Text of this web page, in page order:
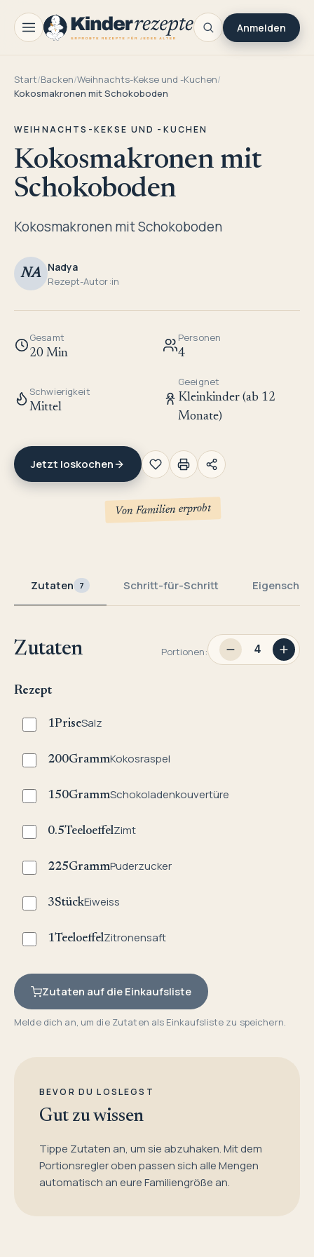
Anmelden
Start/Backen/Weihnachts-Kekse und -Kuchen/
Kokosmakronen mit Schokoboden
WEIHNACHTS-KEKSE UND -KUCHEN
Kokosmakronen mit
Schokoboden
Kokosmakronen mit Schokoboden
NA Nadya
Rezept-Autor:in
Gesamt
20 Min
Personen
4
Schwierigkeit
Mittel
Geeignet
Kleinkinder (ab 12
Monate)
Jetzt loskochen
Von Familien erprobt
Zutaten 7 Schritt-für-Schritt
Zutaten Portionen:
Rezept
1PriseSalz
200GrammKokosraspel
150GrammSchokoladenkouvertüre
0.5TeeloeffelZimt
225GrammPuderzucker
3StückEiweiss
1TeeloeffelZitronensaft
Zutaten auf die Einkaufsliste
Melde dich an, um die Zutaten als Einkaufsliste zu speichern.
BEVOR DU LOSLEGST
Gut zu wissen
Tippe Zutaten an, um sie abzuhaken. Mit dem
Portionsregler oben passen sich alle Mengen
automatisch an eure Familiengröße an.